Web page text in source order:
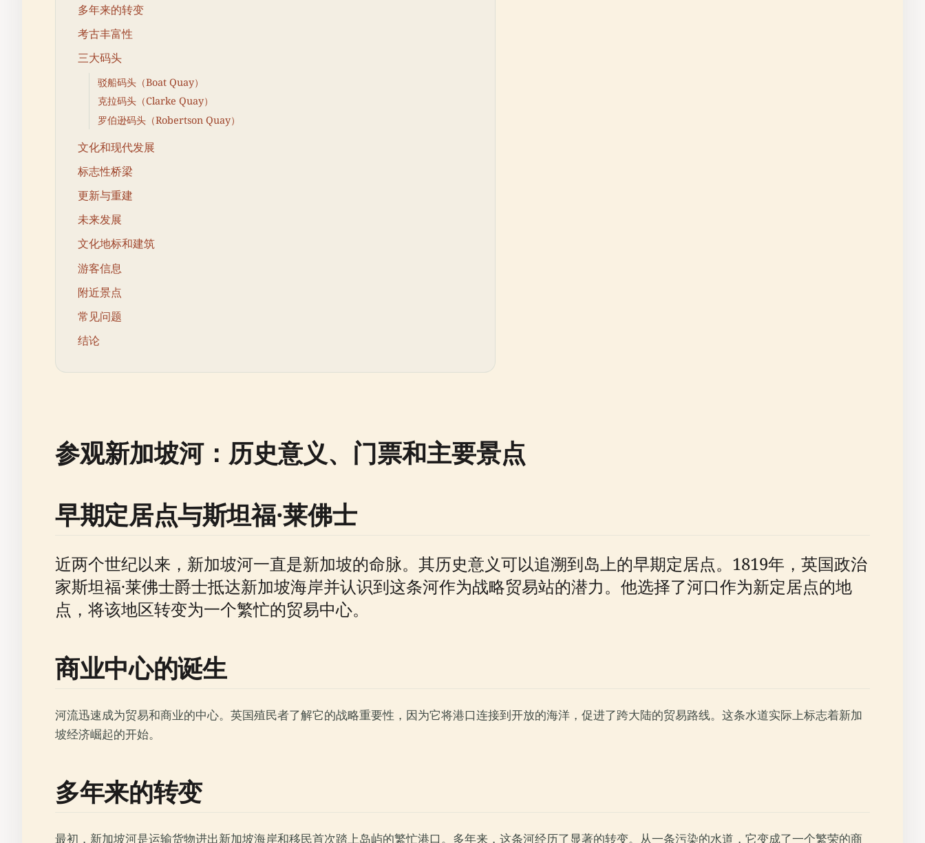
多年来的转变
考古丰富性
三大码头
驳船码头（Boat Quay）
克拉码头（Clarke Quay）
罗伯逊码头（Robertson Quay）
文化和现代发展
标志性桥梁
更新与重建
未来发展
文化地标和建筑
游客信息
附近景点
常见问题
结论
参观新加坡河：历史意义、门票和主要景点
早期定居点与斯坦福·莱佛士
近两个世纪以来，新加坡河一直是新加坡的命脉。其历史意义可以追溯到岛上的早期定居点。1819年，英国政治
家斯坦福·莱佛士爵士抵达新加坡海岸并认识到这条河作为战略贸易站的潜力。他选择了河口作为新定居点的地
点，将该地区转变为一个繁忙的贸易中心。
商业中心的诞生
河流迅速成为贸易和商业的中心。英国殖民者了解它的战略重要性，因为它将港口连接到开放的海洋，促进了跨大陆的贸易路线。这条水道实际上标志着新加
坡经济崛起的开始。
多年来的转变
最初，新加坡河是运输货物进出新加坡海岸和移民首次踏上岛屿的繁忙港口。多年来，这条河经历了显著的转变。从一条污染的水道，它变成了一个繁荣的商